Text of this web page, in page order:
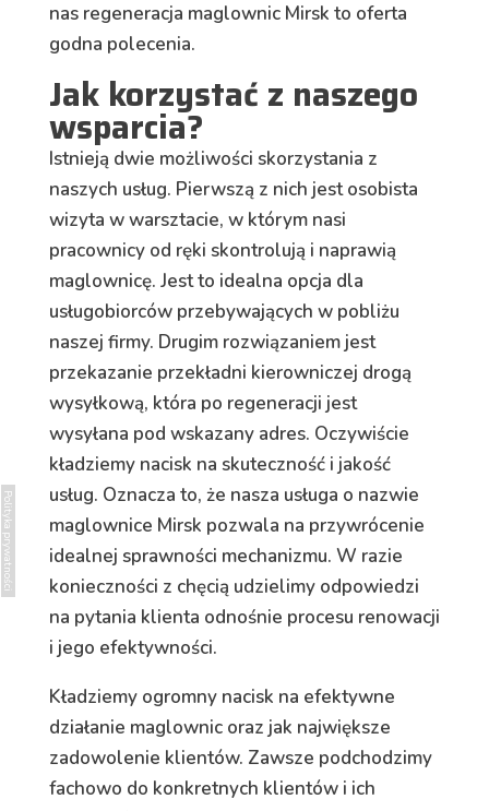
nas regeneracja maglownic Mirsk to oferta
godna polecenia.
Jak korzystać z naszego
wsparcia?
Istnieją dwie możliwości skorzystania z
naszych usług. Pierwszą z nich jest osobista
wizyta w warsztacie, w którym nasi
pracownicy od ręki skontrolują i naprawią
maglownicę. Jest to idealna opcja dla
usługobiorców przebywających w pobliżu
naszej firmy. Drugim rozwiązaniem jest
przekazanie przekładni kierowniczej drogą
wysyłkową, która po regeneracji jest
wysyłana pod wskazany adres. Oczywiście
kładziemy nacisk na skuteczność i jakość
usług. Oznacza to, że nasza usługa o nazwie
maglownice Mirsk pozwala na przywrócenie
idealnej sprawności mechanizmu. W razie
konieczności z chęcią udzielimy odpowiedzi
na pytania klienta odnośnie procesu renowacji
i jego efektywności.
Kładziemy ogromny nacisk na efektywne
działanie maglownic oraz jak największe
zadowolenie klientów. Zawsze podchodzimy
fachowo do konkretnych klientów i ich
Polityka prywatności